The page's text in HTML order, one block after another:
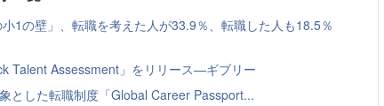
1の壁」、転職を考えた人が33.9％、転職した人も18.5％
Talent Assessment」をリリース—ギブリー
とした転職制度「Global Career Passport...